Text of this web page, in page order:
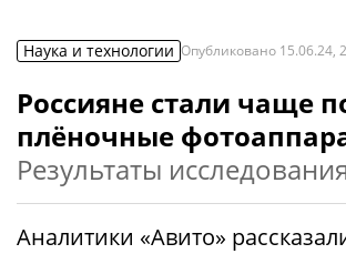
Наука и технологии Опубликовано 15.06.24,
Россияне стали чаще
плёночные
Результаты
Аналитики «Авито»